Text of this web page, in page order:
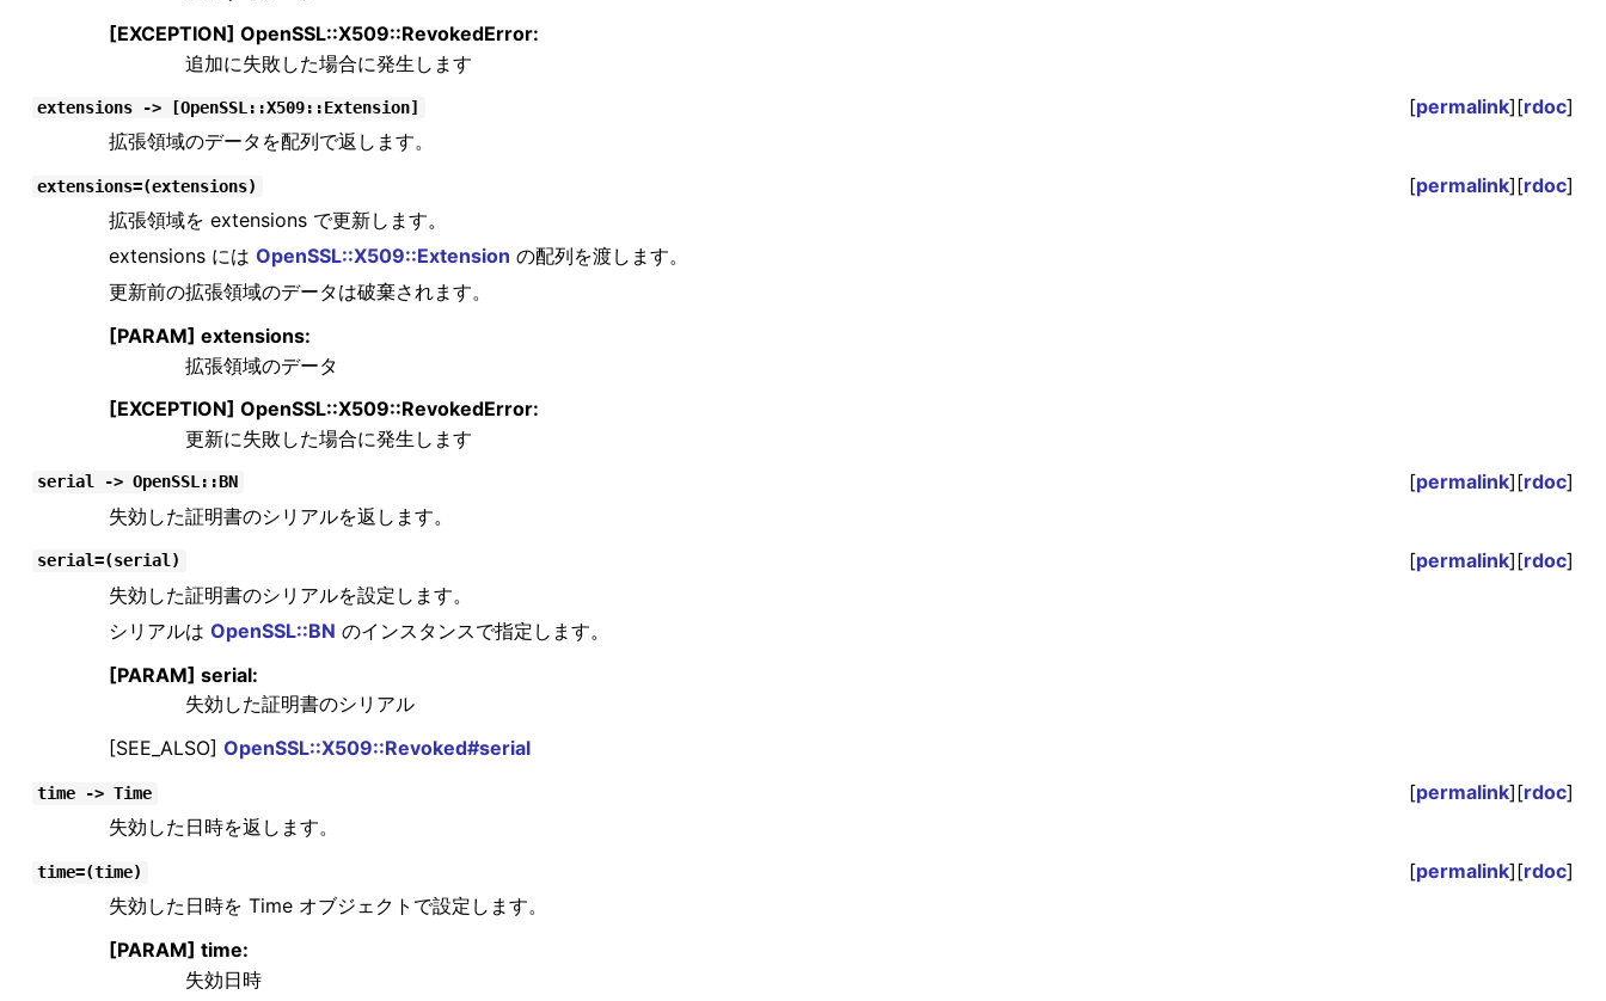
[EXCEPTION] OpenSSL::X509::RevokedError:
追加に失敗した場合に発生します
extensions -> [OpenSSL::X509::Extension] [permalink][rdoc]
拡張領域のデータを配列で返します。
extensions=(extensions) [permalink][rdoc]
拡張領域を extensions で更新します。
extensions には OpenSSL::X509::Extension の配列を渡します。
更新前の拡張領域のデータは破棄されます。
[PARAM] extensions:
拡張領域のデータ
[EXCEPTION] OpenSSL::X509::RevokedError:
更新に失敗した場合に発生します
serial -> OpenSSL::BN [permalink][rdoc]
失効した証明書のシリアルを返します。
serial=(serial) [permalink][rdoc]
失効した証明書のシリアルを設定します。
シリアルは OpenSSL::BN のインスタンスで指定します。
[PARAM] serial:
失効した証明書のシリアル
[SEE_ALSO] OpenSSL::X509::Revoked#serial
time -> Time [permalink][rdoc]
失効した日時を返します。
time=(time) [permalink][rdoc]
失効した日時を Time オブジェクトで設定します。
[PARAM] time:
失効日時